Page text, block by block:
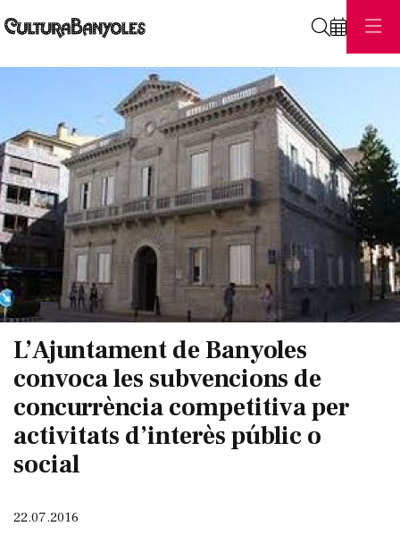
L’Ajuntament de Banyoles
convoca les subvencions de
concurrència competitiva per
activitats d’interès públic o
social
22.07.2016